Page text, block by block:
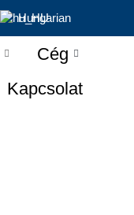
Hungarian
Cég
Kapcsolat